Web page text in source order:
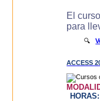
El
para
🔍
ACCESS
HORAS: